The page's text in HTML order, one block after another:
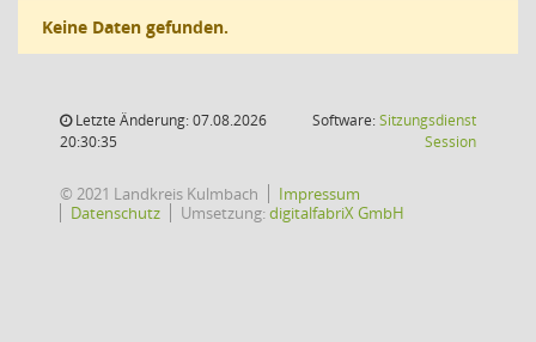
Keine Daten gefunden.
Letzte Änderung: 07.08.2026
20:30:35
Software:Sitzungsdienst
Session(Wird in
© 2021 Landkreis Kulmbach
Impressum
Datenschutz
Umsetzung:digitalfabriX GmbH